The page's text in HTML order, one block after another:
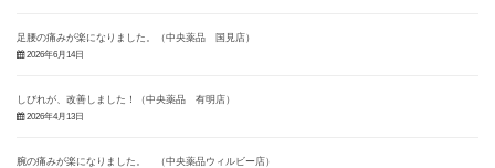
足腰の痛みが楽になりました。（中央薬品 国見店）
2026年6月14日
しびれが、改善しました！（中央薬品 有明店）
2026年4月13日
腕の痛みが楽になりました。 （中央薬品ウィルビー店）